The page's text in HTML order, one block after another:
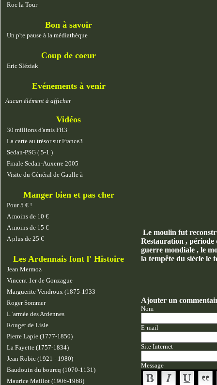
Roc la Tour
Bon à savoir
Un p'te pause à la médiathèque
Coup de coeur
Eric Sléziak
Evénements à venir
Aucun élément à afficher
Vidéos
30 millions d'amis FR3
La carte au trésor sur France3
Sedan-PSG ( 5-1 )
Finale Sedan-Auxerre 2005
Visite du Général de Gaulle à
Manger bien et pas cher
Pour 5 € !
A moins de 10 €
A moins de 15 €
A plus de 25 €
Les Ardennais font l' Histoire
Jean Mermoz
Vincent 1er de Gonzague
Marguerite Vendroux (1875-1933
Roger Sommer
L 'armée des Ardennes
Rouget de Lisle
Pierre Lapie (1777-1850)
La Fayette (1757-1834)
Jean Robic (1921 - 1980)
Baudouin du bourcq (1070-1131)
Maurice Maillot (1906-1968)
Le moulin fut
Restauration , période
guerre mondiale , le
la tempête du siècle le
Ajouter un
Nom
E-mail
Site Internet
Message